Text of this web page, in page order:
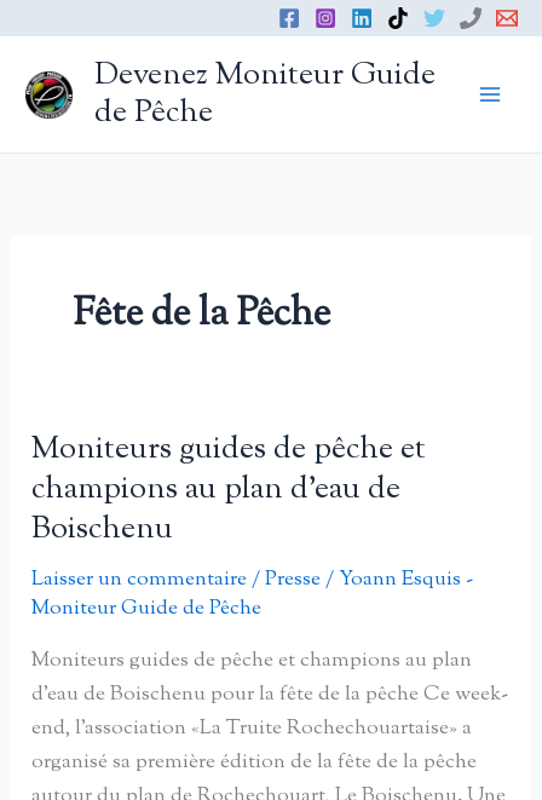
contenu
Devenez Moniteur Guide
de Pêche
Fête de la Pêche
Moniteurs guides de pêche et
champions au plan d’eau de
Boischenu
Laisser un commentaire/Presse/Yoann Esquis -
Moniteur Guide de Pêche
Moniteurs guides de pêche et champions au plan
d’eau de Boischenu pour la fête de la pêche Ce week-
end, l’association «La Truite Rochechouartaise» a
organisé sa première édition de la fête de la pêche